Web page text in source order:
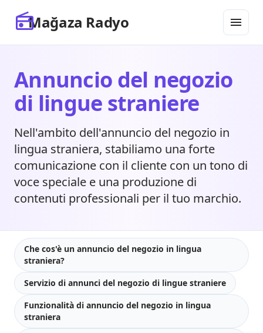
radioMağaza Radyo menu
Annuncio del negozio
di lingue straniere
Nell'ambito dell'annuncio del negozio in
lingua straniera, stabiliamo una forte
comunicazione con il cliente con un tono di
voce speciale e una produzione di
contenuti professionali per il tuo marchio.
Che cos'è un annuncio del negozio in lingua
straniera?
Servizio di annunci del negozio di lingue straniere
Funzionalità di annuncio del negozio in lingua
straniera